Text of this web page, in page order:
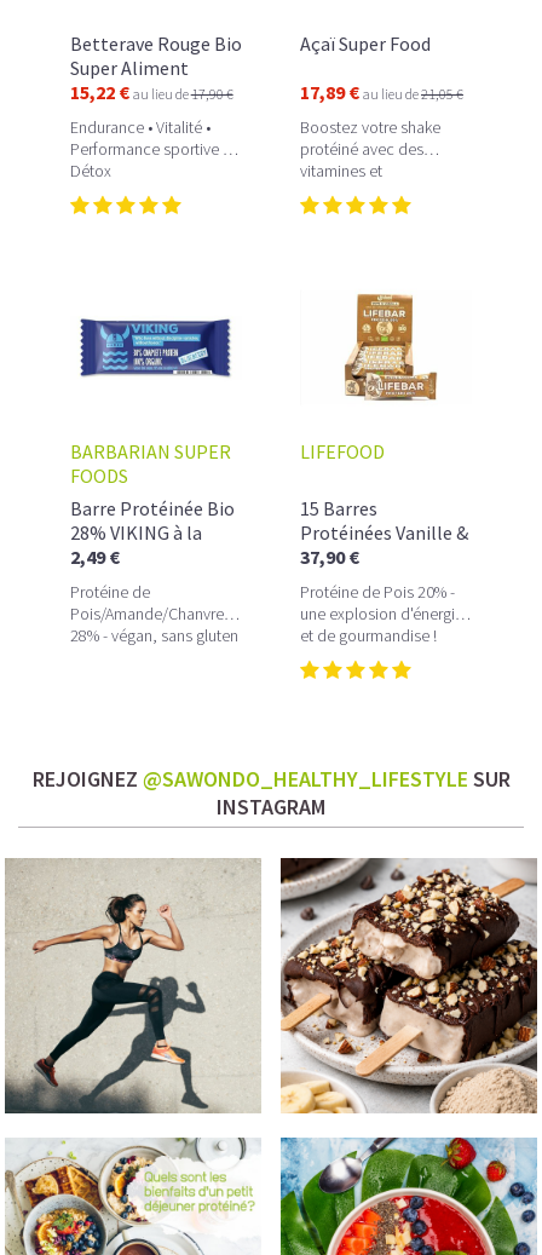
Betterave Rouge Bio
Super Aliment
15,22 € au lieu de17,90 €
Endurance • Vitalité •
Performance sportive •
Détox
Açaï Super Food
17,89 € au lieu de21,05 €
Boostez votre shake
protéiné avec des
vitamines et
antioxydants
BARBARIAN SUPER
FOODS
Barre Protéinée Bio
28% VIKING à la
Myrtille
2,49 €
Protéine de
Pois/Amande/Chanvre/Riz
28% - végan, sans gluten
LIFEFOOD
15 Barres
Protéinées Vanille &
Noix Bio LIFEBAR
37,90 €
Protéine de Pois 20% -
une explosion d'énergie
et de gourmandise !
REJOIGNEZ @SAWONDO_HEALTHY_LIFESTYLE SUR
INSTAGRAM